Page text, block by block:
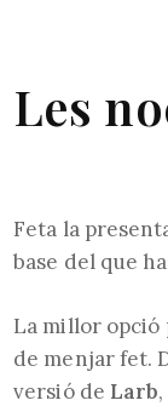
Les
Feta la
base del que
La millor opció
de menjar fet.
versió de Larb